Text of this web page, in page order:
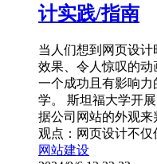
计实践/指南
当人们想到网页设
效果、令人惊叹的
一个成功且有影响
学。 斯坦福大学开
据公司网站的外观
观点：网页设计不
网站建设